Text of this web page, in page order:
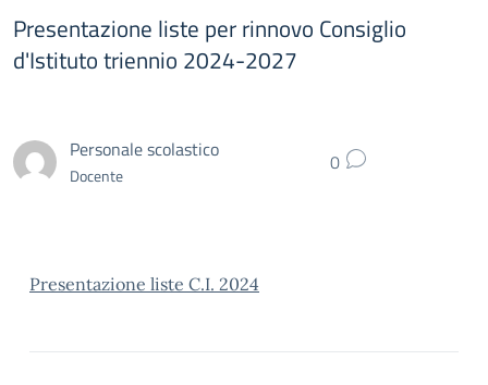
Presentazione liste per rinnovo Consiglio
d'Istituto triennio 2024-2027
Personale scolastico
Docente 0
Presentazione liste C.I. 2024